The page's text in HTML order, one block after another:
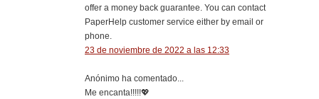
offer a money back guarantee. You can contact
PaperHelp customer service either by email or
phone.
23 de noviembre de 2022 a las 12:33
Anónimo ha comentado...
Me encanta!!!!!💖